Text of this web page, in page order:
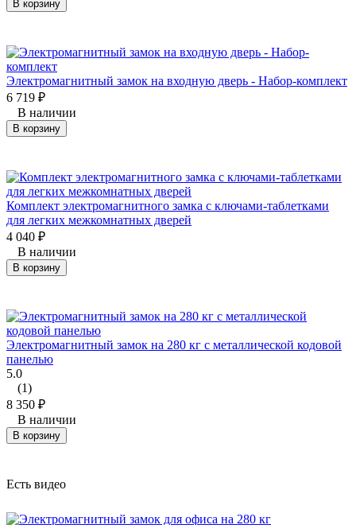
В корзину
Электромагнитный замок на входную дверь - Набор-комплект
6 719 ₽
В наличии
В корзину
Комплект электромагнитного замка с ключами-таблетками
для легких межкомнатных дверей
4 040 ₽
В наличии
В корзину
Электромагнитный замок на 280 кг с металлической кодовой
панелью
5.0
(1)
8 350 ₽
В наличии
В корзину
Есть видео